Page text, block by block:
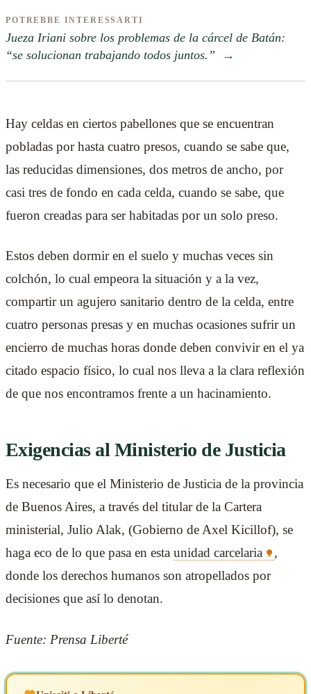
POTREBBE INTERESSARTI
Jueza Iriani sobre los problemas de la cárcel de Batán:
“se solucionan trabajando todos juntos.”
→
Hay celdas en ciertos pabellones que se encuentran
pobladas por hasta cuatro presos, cuando se sabe que,
las reducidas dimensiones, dos metros de ancho, por
casi tres de fondo en cada celda, cuando se sabe, que
fueron creadas para ser habitadas por un solo preso.
Estos deben dormir en el suelo y muchas veces sin
colchón, lo cual empeora la situación y a la vez,
compartir un agujero sanitario dentro de la celda, entre
cuatro personas presas y en muchas ocasiones sufrir un
encierro de muchas horas donde deben convivir en el ya
citado espacio físico, lo cual nos lleva a la clara reflexión
de que nos encontramos frente a un hacinamiento.
Exigencias al Ministerio de Justicia
Es necesario que el Ministerio de Justicia de la provincia
de Buenos Aires, a través del titular de la Cartera
ministerial, Julio Alak, (Gobierno de Axel Kicillof), se
haga eco de lo que pasa en esta unidad carcelaria
,
donde los derechos humanos son atropellados por
decisiones que así lo denotan.
Fuente: Prensa Liberté